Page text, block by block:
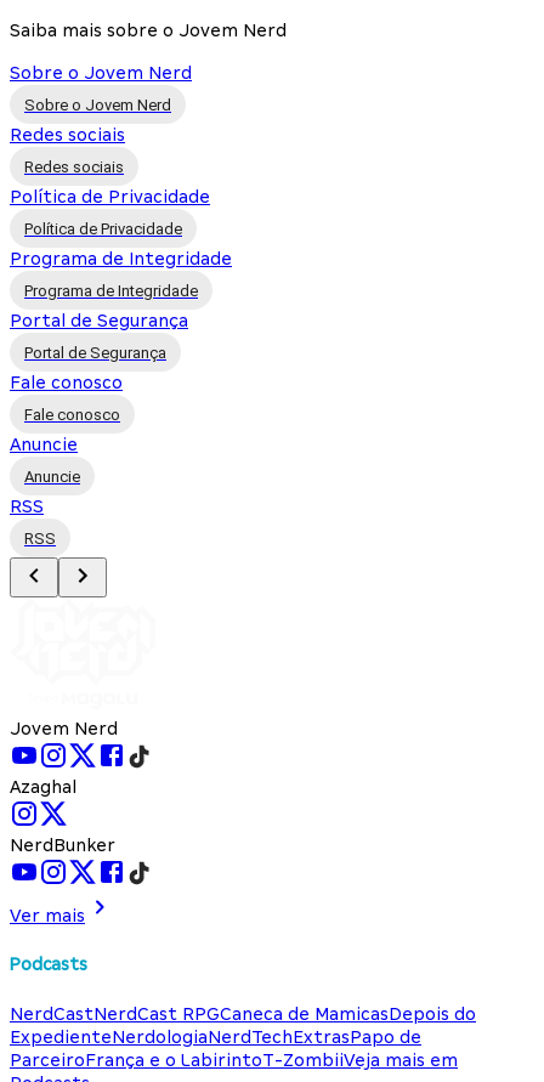
Saiba mais sobre o Jovem Nerd
Sobre o Jovem Nerd
Sobre o Jovem Nerd
Redes sociais
Redes sociais
Política de Privacidade
Política de Privacidade
Programa de Integridade
Programa de Integridade
Portal de Segurança
Portal de Segurança
Fale conosco
Fale conosco
Anuncie
Anuncie
RSS
RSS
Jovem Nerd
Azaghal
NerdBunker
Ver mais
Podcasts
NerdCastNerdCast RPGCaneca de MamicasDepois do
ExpedienteNerdologiaNerdTechExtrasPapo de
ParceiroFrança e o LabirintoT-ZombiiVeja mais em